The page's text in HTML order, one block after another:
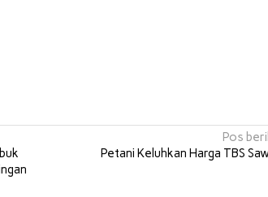
Pos
Petani Keluhkan Harga TBS